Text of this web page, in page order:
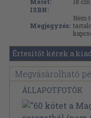
ISBN:
Megjegyzés:
Nem
Értesítőt kérek a
Megvásárolható
ÁLLAPOTFOTÓK